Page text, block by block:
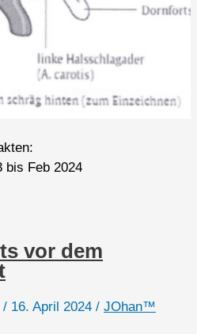
bis Feb 2024
vor dem
/ 16. April 2024 / JOhan™